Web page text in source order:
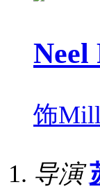
Neel
饰
导演